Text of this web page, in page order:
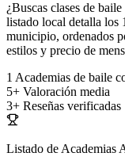
¿Buscas clases de
listado local detalla los
municipio, ordenados
estilos y precio de
1 Academias de baile
5+ Valoración media
3+ Reseñas verificadas
Listado de Academias